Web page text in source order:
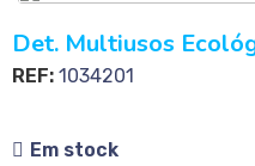
Det. Multiusos
REF: 1034201
Em stock